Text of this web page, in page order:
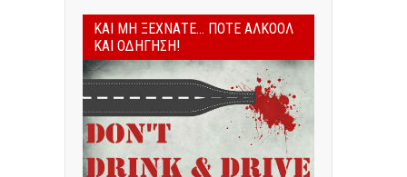
ΚΑΙ ΜΗ ΞΕΧΝΆΤΕ... ΠΟΤΈ ΑΛΚΟΌΛ
ΚΑΙ ΟΔΉΓΗΣΗ!